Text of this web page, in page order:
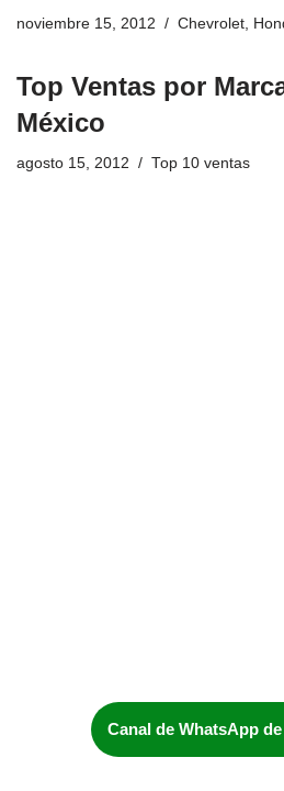
noviembre 15, 2012 Chevrolet,
Top Ventas por
México
agosto 15, 2012 Top 10 ventas
Canal de WhatsApp